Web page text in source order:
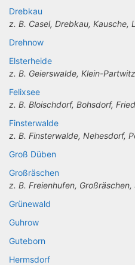
Drebkau
z. B. Casel, Drebkau, Kausche,
Drehnow
Elsterheide
z. B. Geierswalde, Klein-
Felixsee
z. B. Bloischdorf, Bohsdorf,
Finsterwalde
z. B. Finsterwalde, Nehesdorf,
Groß Düben
Großräschen
z. B. Freienhufen,
Grünewald
Guhrow
Guteborn
Hermsdorf